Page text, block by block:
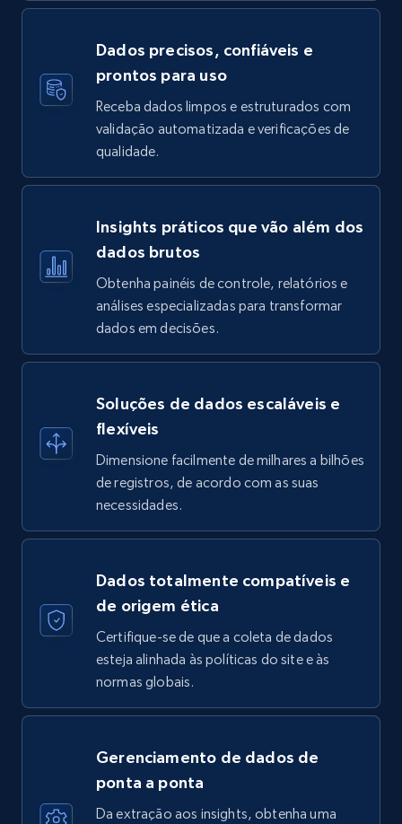
Dados precisos, confiáveis e
prontos para uso
Receba dados limpos e estruturados com
validação automatizada e verificações de
qualidade.
Insights práticos que vão além dos
dados brutos
Obtenha painéis de controle, relatórios e
análises especializadas para transformar
dados em decisões.
Soluções de dados escaláveis e
flexíveis
Dimensione facilmente de milhares a bilhões
de registros, de acordo com as suas
necessidades.
Dados totalmente compatíveis e
de origem ética
Certifique-se de que a coleta de dados
esteja alinhada às políticas do site e às
normas globais.
Gerenciamento de dados de
ponta a ponta
Da extração aos insights, obtenha uma